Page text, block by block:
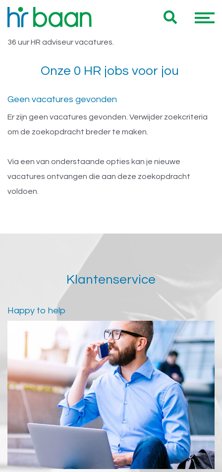
Vacatures HBO Overheid 36 uur
HR adviseur
Hieronder vind je een overzicht van al onze HBO Overheid
36 uur HR adviseur vacatures.
Onze 0 HR jobs voor jou
Geen vacatures gevonden
Er zijn geen vacatures gevonden. Verwijder zoekcriteria
om de zoekopdracht breder te maken.
Via een van onderstaande opties kan je nieuwe
vacatures ontvangen die aan deze zoekopdracht
voldoen.
Klantenservice
Happy to help